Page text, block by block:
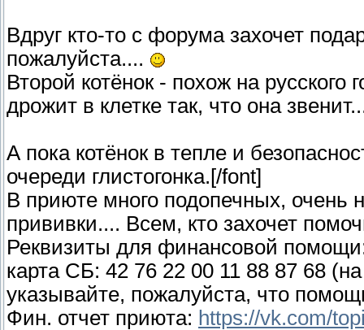
Вдруг кто-то с форума захочет
пожалуйста....
Второй котёнок - похож на
дрожит в клетке так, что она
А пока котёнок в тепле и
очереди глистогонка.[/font]
В приюте много подопечных, очень
прививки.... Всем, кто захочет
Реквизиты для финансовой
карта СБ: 42 76 22 00 11 88 87 68
указывайте, пожалуйста, что
Фин. отчет приюта: https://vk.com/